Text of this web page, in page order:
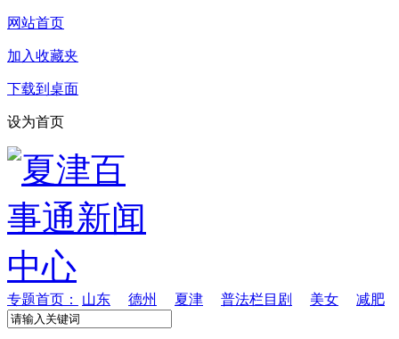
网站首页
加入收藏夹
下载到桌面
设为首页
专题首页： 山东 德州 夏津 普法栏目剧 美女 减肥